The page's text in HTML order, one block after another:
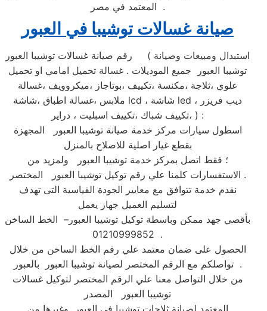
المعتمد في مصر .
صيانة غسالات توشيبا في العبور
رقم صيانة غسالات توشيبا العبور ( استبدال ومبيعات وصيانة
توشيبا العبور جميع الموديلات . غسالة تحميل امامي او تحميل
علوي ،ثلاجة ،مكنسة ،تكييف ،بوتاجاز ،ميكروويف ،غسالة
ملابس ،غسالة اطباق ،شاشة lcd ، شاشة led ، ديب فريزر
،تكييف شباك ،تكييف اسبليت ، دراير ) :
اسطول سيارات مركز خدمة صيانة توشيبا العبور المجهزة
بقطع غيار اصلية للاصلاح بالمنزل
؛ فقط اتصل بمركز خدمة توشيبا العبور ولمزيد من
الاستفسارات كلمنا علي رقم توكيل توشيبا العبور المختصر .
نقدم خدمة تتوافق مع معايير الجودة القياسية التى تهدف
لتسليم العميل جهاز يعمل
بأقصي جهد ممكن وباسطة توكيل توشيبا العبور– الخط الساخن
01210999852 .
الحصول على ضمان معتمد علي رقم الخط الساخن من خلال
تواصلكم مع الرقم المختصر لصيانة توشيبا العبور بالعبور .
من خلال التواصل معنا علي الرقم المختصر لتوكيل غسالات
توشيبا العبور المصدر
المعتمد لصيانة ثلاجات توشيبا فى العبور وغيرها من